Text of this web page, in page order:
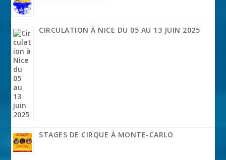
CIRCULATION À NICE DU 05 AU 13 JUIN 2025
STAGES DE CIRQUE À MONTE-CARLO